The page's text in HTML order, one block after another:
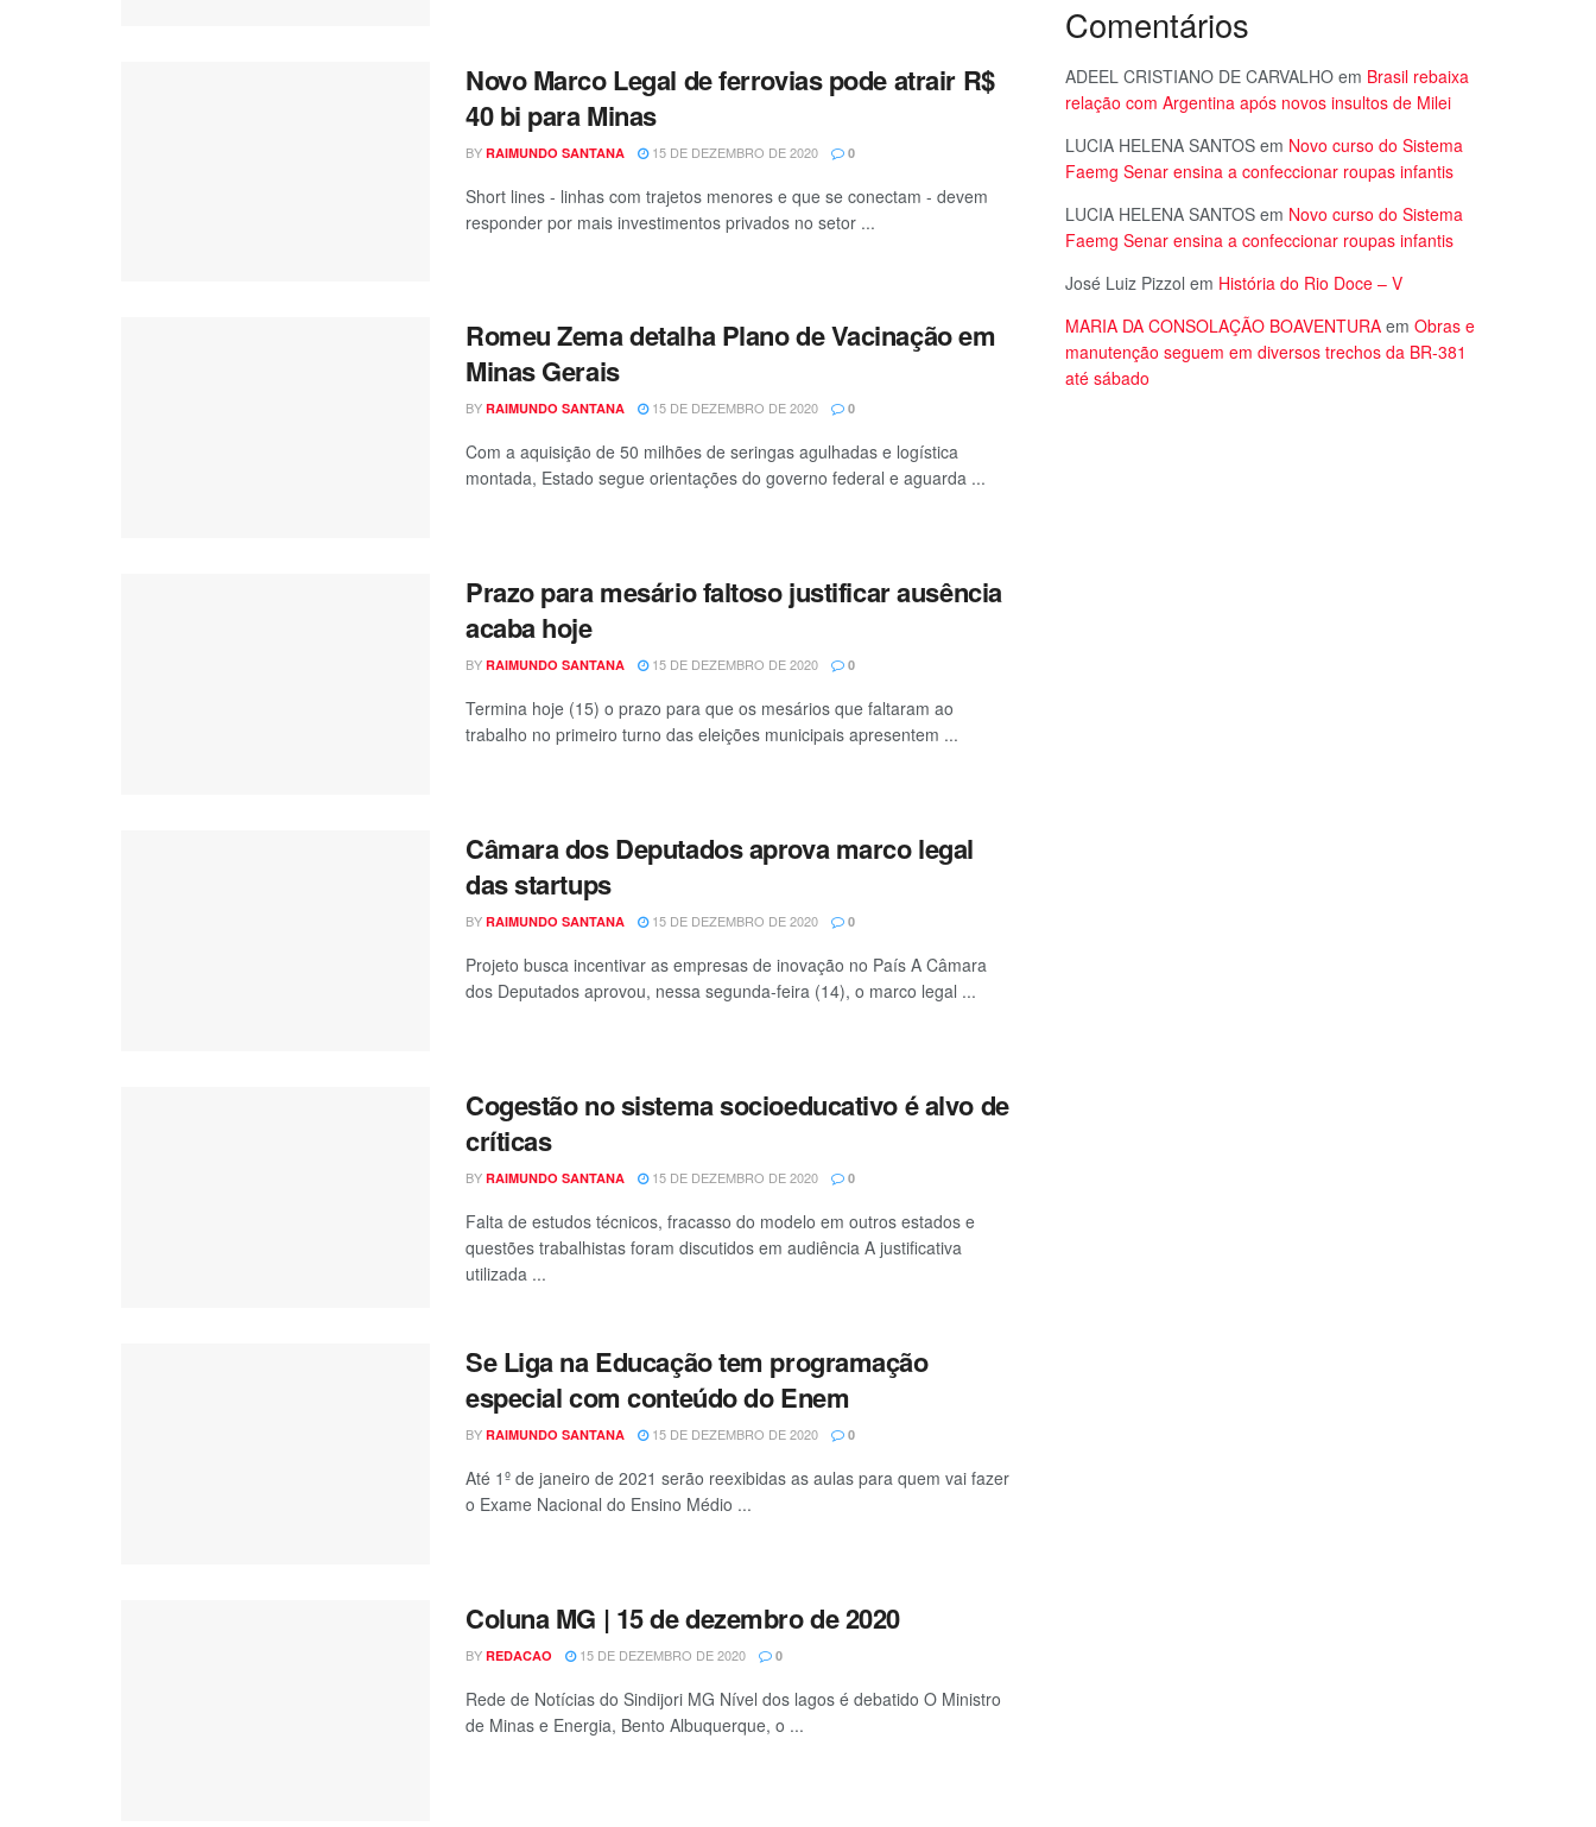
Novo Marco Legal de ferrovias pode atrair R$
40 bi para Minas
BY RAIMUNDO SANTANA 15 DE DEZEMBRO DE 2020 0
Short lines - linhas com trajetos menores e que se conectam - devem
responder por mais investimentos privados no setor ...
Romeu Zema detalha Plano de Vacinação em
Minas Gerais
BY RAIMUNDO SANTANA 15 DE DEZEMBRO DE 2020 0
Com a aquisição de 50 milhões de seringas agulhadas e logística
montada, Estado segue orientações do governo federal e aguarda ...
Prazo para mesário faltoso justificar ausência
acaba hoje
BY RAIMUNDO SANTANA 15 DE DEZEMBRO DE 2020 0
Termina hoje (15) o prazo para que os mesários que faltaram ao
trabalho no primeiro turno das eleições municipais apresentem ...
Câmara dos Deputados aprova marco legal
das startups
BY RAIMUNDO SANTANA 15 DE DEZEMBRO DE 2020 0
Projeto busca incentivar as empresas de inovação no País A Câmara
dos Deputados aprovou, nessa segunda-feira (14), o marco legal ...
Cogestão no sistema socioeducativo é alvo de
críticas
BY RAIMUNDO SANTANA 15 DE DEZEMBRO DE 2020 0
Falta de estudos técnicos, fracasso do modelo em outros estados e
questões trabalhistas foram discutidos em audiência A justificativa
utilizada ...
Se Liga na Educação tem programação
especial com conteúdo do Enem
BY RAIMUNDO SANTANA 15 DE DEZEMBRO DE 2020 0
Até 1º de janeiro de 2021 serão reexibidas as aulas para quem vai fazer
o Exame Nacional do Ensino Médio ...
Coluna MG | 15 de dezembro de 2020
BY REDACAO 15 DE DEZEMBRO DE 2020 0
Rede de Notícias do Sindijori MG Nível dos lagos é debatido O Ministro
de Minas e Energia, Bento Albuquerque, o ...
Comentários
ADEEL CRISTIANO DE CARVALHO em Brasil rebaixa
relação com Argentina após novos insultos de Milei
LUCIA HELENA SANTOS em Novo curso do Sistema
Faemg Senar ensina a confeccionar roupas infantis
LUCIA HELENA SANTOS em Novo curso do Sistema
Faemg Senar ensina a confeccionar roupas infantis
José Luiz Pizzol em História do Rio Doce – V
MARIA DA CONSOLAÇÃO BOAVENTURA em Obras e
manutenção seguem em diversos trechos da BR-381
até sábado